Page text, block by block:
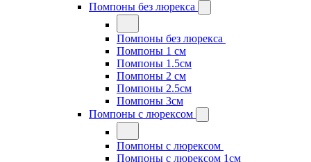
Помпоны без люрекса
Помпоны без люрекса
Помпоны 1 см
Помпоны 1.5см
Помпоны 2 см
Помпоны 2.5см
Помпоны 3см
Помпоны с люрексом
Помпоны с люрексом
Помпоны с люрексом 1см